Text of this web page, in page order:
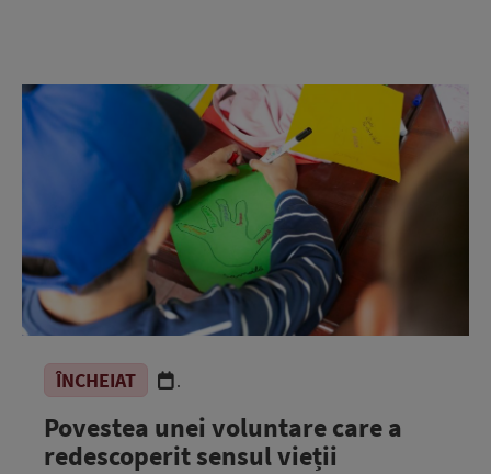
ÎNCHEIAT .
Povestea unei voluntare care a
redescoperit sensul vieții